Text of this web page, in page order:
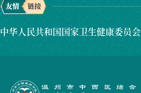
中华人民共和国国家卫生健康委员会